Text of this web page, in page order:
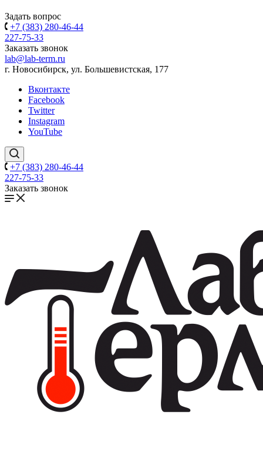
Задать вопрос
+7 (383) 280-46-44
227-75-33
Заказать звонок
lab@lab-term.ru
г. Новосибирск, ул. Большевистская, 177
Вконтакте
Facebook
Twitter
Instagram
YouTube
+7 (383) 280-46-44
227-75-33
Заказать звонок